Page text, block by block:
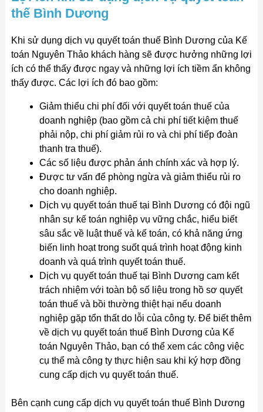
thế Bình Dương
Khi sử dụng dịch vụ quyết toán thuế Bình Dương của Kế
toán Nguyên Thảo khách hàng sẽ được hưởng những lợi
ích có thể thấy được ngay và những lợi ích tiềm ẩn không
thấy được. Các lợi ích đó bao gồm:
Giảm thiểu chi phí đối với quyết toán thuế của
doanh nghiệp (bao gồm cả chi phí tiết kiệm thuế
phải nộp, chi phí giảm rủi ro và chi phí tiếp đoàn
thanh tra thuế).
Các số liệu được phản ánh chính xác và hợp lý.
Được tư vấn để phòng ngừa và giảm thiểu rủi ro
cho doanh nghiệp.
Dịch vụ quyết toán thuế tại Bình Dương có đội ngũ
nhân sự kế toán nghiệp vụ vững chắc, hiểu biết
sâu sắc về luật thuế và kế toán, có khả năng ứng
biến linh hoạt trong suốt quá trình hoạt động kinh
doanh và quá trình quyết toán thuế.
Dịch vụ quyết toán thuế tại Bình Dương cam kết
trách nhiệm với toàn bộ số liệu trong hồ sơ quyết
toán thuế và bồi thường thiệt hại nếu doanh
nghiệp gặp tổn thất do lỗi của công ty. Để biết thêm
về dịch vụ quyết toán thuế Bình Dương của Kế
toán Nguyên Thảo, bạn có thể xem các công việc
cụ thể mà công ty thực hiện sau khi ký hợp đồng
cung cấp dịch vụ quyết toán thuế.
Bên cạnh cung cấp dịch vụ quyết toán thuế Bình Dương